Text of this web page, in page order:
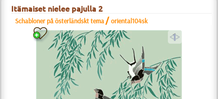
Itämaiset nielee pajulla 2
Schabloner på österländskt tema/oriental104sk
a